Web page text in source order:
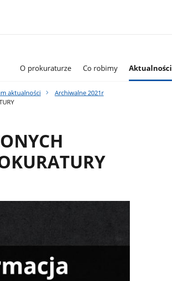
O prokuraturze Co robimy Aktualności
aktualności
Archiwalne 2021r